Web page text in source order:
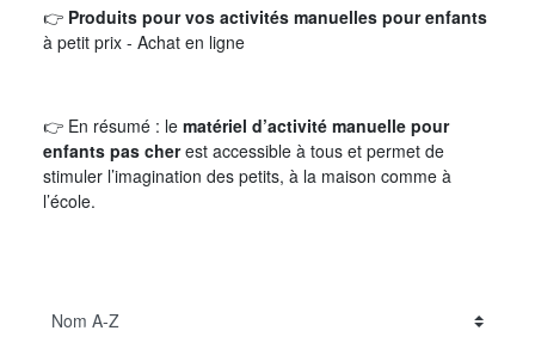
👉 Produits pour vos activités manuelles pour enfants
à petit prix - Achat en ligne
👉 En résumé : le matériel d’activité manuelle pour
enfants pas cherest accessible à tous et permet de
stimuler l’imagination des petits, à la maison comme à
l’école.